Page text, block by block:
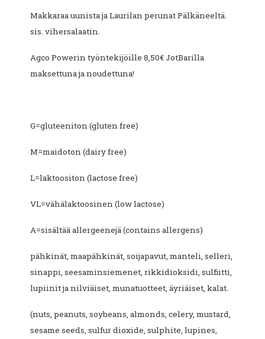
Makkaraa uunista ja Laurilan perunat Pälkäneeltä.
sis. vihersalaatin.
Agco Powerin työntekijöille 8,50€ JotBarilla
maksettuna ja noudettuna!
G=gluteeniton (gluten free)
M=maidoton (dairy free)
L=laktoositon (lactose free)
VL=vähälaktoosinen (low lactose)
A=sisältää allergeenejä (contains allergens)
pähkinät, maapähkinät, soijapavut, manteli, selleri,
sinappi, seesaminsiemenet, rikkidioksidi, sulfiitti,
lupiinit ja nilviäiset, munatuotteet, äyriäiset, kalat.
(nuts, peanuts, soybeans, almonds, celery, mustard,
sesame seeds, sulfur dioxide, sulphite, lupines,